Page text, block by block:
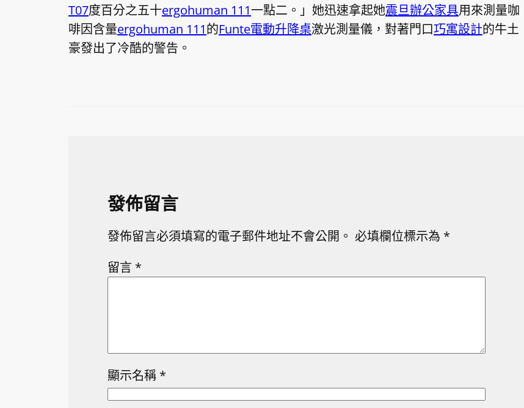
T07度百分之五十ergohuman 111一點二。」她迅速拿起她震旦辦公家具用來測量咖
啡因含量ergohuman 111的Funte電動升降桌激光測量儀，對著門口巧寓設計的牛土
豪發出了冷酷的警告。
發佈留言
發佈留言必須填寫的電子郵件地址不會公開。 必填欄位標示為 *
留言 *
顯示名稱 *